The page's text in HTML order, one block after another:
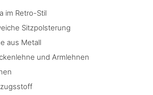
im Retro-Stil
Sitzpolsterung
aus Metall
und Armlehnen